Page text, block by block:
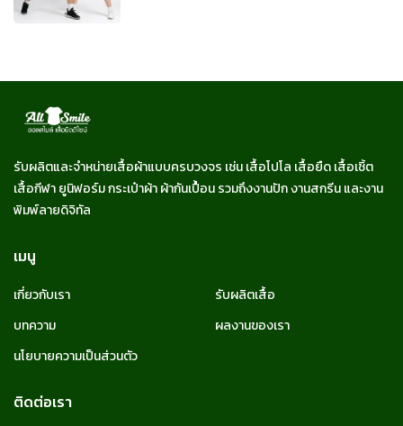
รับผลิตและจำหน่ายเสื้อผ้าแบบครบวงจร เช่น เสื้อโปโล เสื้อยืด เสื้อเชิ้ต
เสื้อกีฬา ยูนิฟอร์ม กระเป๋าผ้า ผ้ากันเปื้อน รวมถึงงานปัก งานสกรีน และงาน
พิมพ์ลายดิจิทัล
เมนู
เกี่ยวกับเรา
รับผลิตเสื้อ
บทความ
ผลงานของเรา
นโยบายความเป็นส่วนตัว
ติดต่อเรา